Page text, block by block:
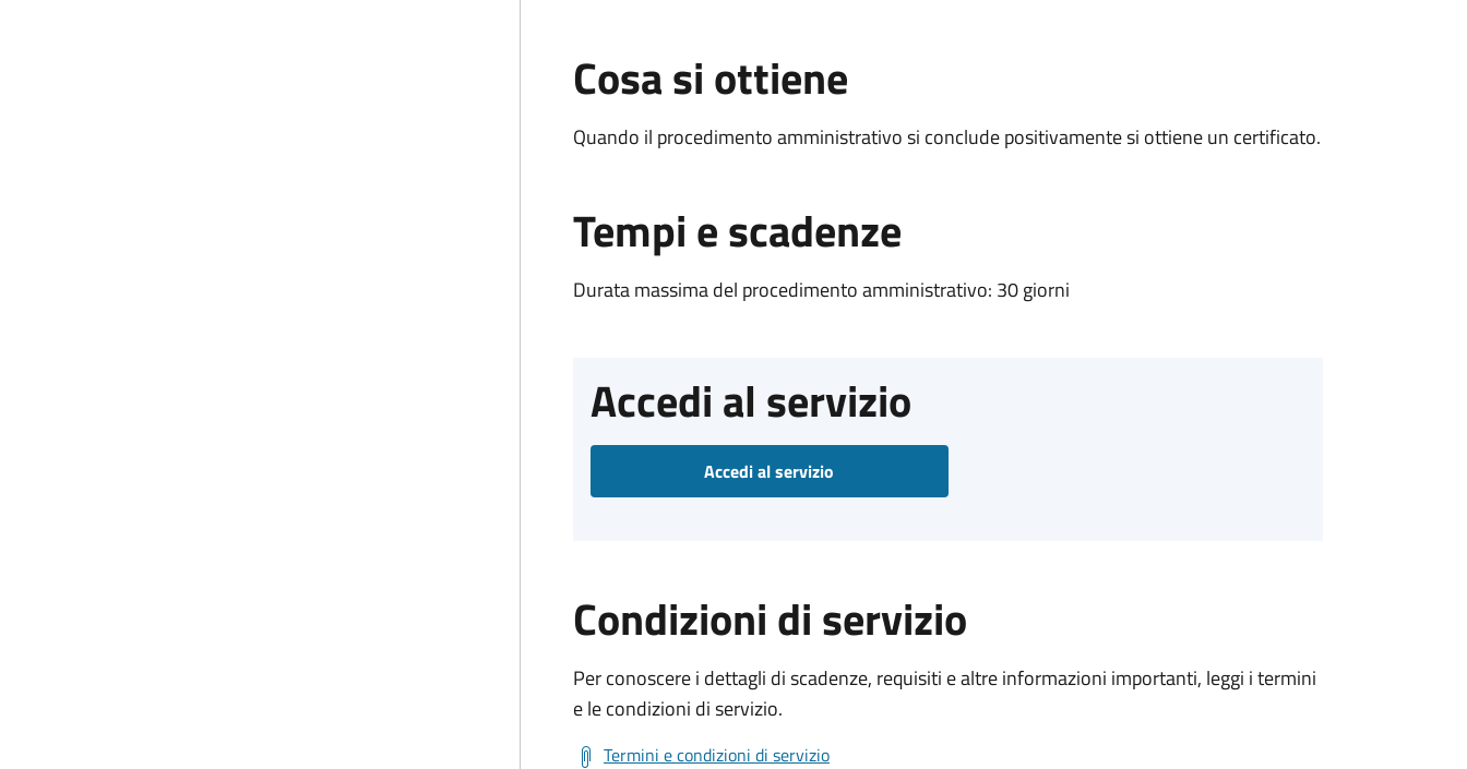
Cosa si ottiene
Quando il procedimento amministrativo si conclude positivamente si ottiene un certificato.
Tempi e scadenze
Durata massima del procedimento amministrativo: 30 giorni
Accedi al servizio
Accedi al servizio
Condizioni di servizio
Per conoscere i dettagli di scadenze, requisiti e altre informazioni importanti, leggi i termini
e le condizioni di servizio.
Termini e condizioni di servizio